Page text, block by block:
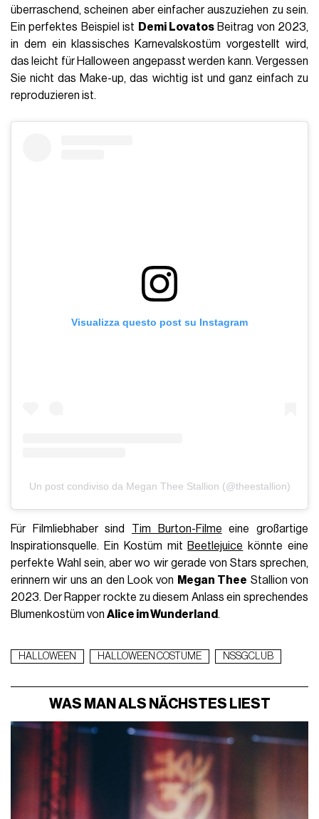
überraschend, scheinen aber einfacher auszuziehen zu sein.
Ein perfektes Beispiel ist Demi LovatosBeitrag von 2023,
in dem ein klassisches Karnevalskostüm vorgestellt wird,
das leicht für Halloween angepasst werden kann. Vergessen
Sie nicht das Make-up, das wichtig ist und ganz einfach zu
reproduzieren ist.
Visualizza questo post su Instagram
Un post condiviso da Megan Thee Stallion (@theestallion)
Für Filmliebhaber sind Tim Burton-Filme eine großartige
Inspirationsquelle. Ein Kostüm mit Beetlejuice könnte eine
perfekte Wahl sein, aber wo wir gerade von Stars sprechen,
erinnern wir uns an den Look von Megan Thee Stallion von
2023. Der Rapper rockte zu diesem Anlass ein sprechendes
Blumenkostüm vonAlice im Wunderland .
HALLOWEEN HALLOWEEN COSTUME NSSGCLUB
WAS MAN ALS NÄCHSTES LIEST